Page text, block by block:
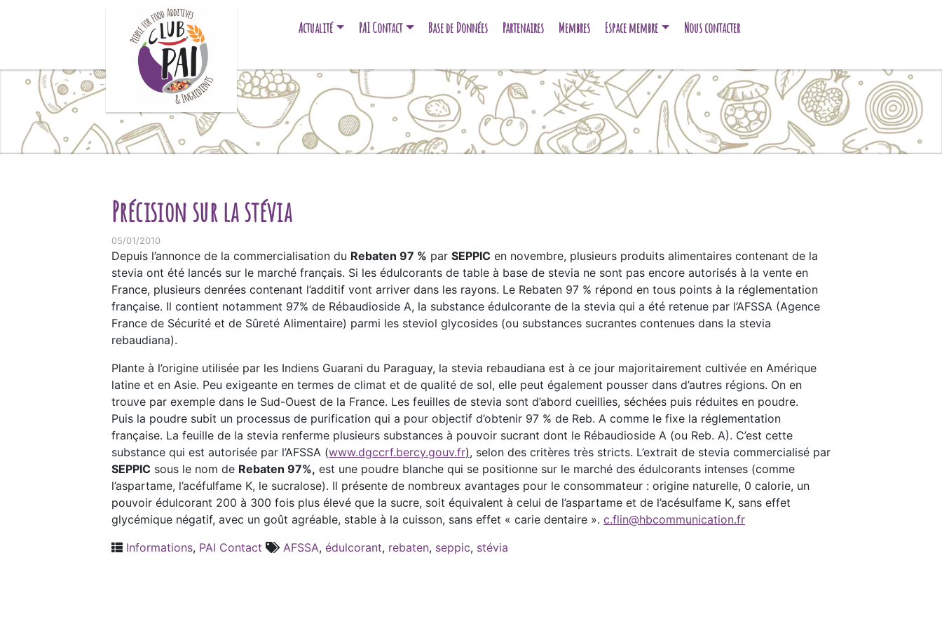
Actualité PAI Contact Base de Données Partenaires Membres Espace membre Nous contacter
Précision sur la stévia
05/01/2010
Depuis l’annonce de la commercialisation du Rebaten 97 % par SEPPIC en novembre, plusieurs produits alimentaires contenant de la
stevia ont été lancés sur le marché français. Si les édulcorants de table à base de stevia ne sont pas encore autorisés à la vente en
France, plusieurs denrées contenant l’additif vont arriver dans les rayons. Le Rebaten 97 % répond en tous points à la réglementation
française. Il contient notamment 97% de Rébaudioside A, la substance édulcorante de la stevia qui a été retenue par l’AFSSA (Agence
France de Sécurité et de Sûreté Alimentaire) parmi les steviol glycosides (ou substances sucrantes contenues dans la stevia
rebaudiana).
Plante à l’origine utilisée par les Indiens Guarani du Paraguay, la stevia rebaudiana est à ce jour majoritairement cultivée en Amérique
latine et en Asie. Peu exigeante en termes de climat et de qualité de sol, elle peut également pousser dans d’autres régions. On en
trouve par exemple dans le Sud-Ouest de la France. Les feuilles de stevia sont d’abord cueillies, séchées puis réduites en poudre.
Puis la poudre subit un processus de purification qui a pour objectif d’obtenir 97 % de Reb. A comme le fixe la réglementation
française. La feuille de la stevia renferme plusieurs substances à pouvoir sucrant dont le Rébaudioside A (ou Reb. A). C’est cette
substance qui est autorisée par l’AFSSA (www.dgccrf.bercy.gouv.fr), selon des critères très stricts. L’extrait de stevia commercialisé par
SEPPIC sous le nom de Rebaten 97%, est une poudre blanche qui se positionne sur le marché des édulcorants intenses (comme
l’aspartame, l’acéfulfame K, le sucralose). Il présente de nombreux avantages pour le consommateur : origine naturelle, 0 calorie, un
pouvoir édulcorant 200 à 300 fois plus élevé que la sucre, soit équivalent à celui de l’aspartame et de l’acésulfame K, sans effet
glycémique négatif, avec un goût agréable, stable à la cuisson, sans effet « carie dentaire ». c.flin@hbcommunication.fr
Informations, PAI Contact AFSSA, édulcorant, rebaten, seppic, stévia